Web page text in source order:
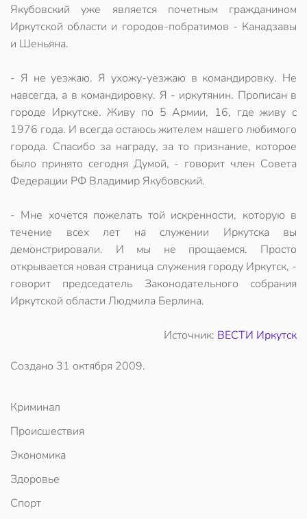
Якубовский уже является почетным гражданином
Иркутской области и городов-побратимов - Канадзавы
и Шеньяна.
- Я не уезжаю. Я ухожу-уезжаю в командировку. Не
навсегда, а в командировку. Я - иркутянин. Прописан в
городе Иркутске. Живу по 5 Армии, 16, где живу с
1976 года. И всегда остаюсь жителем нашего любимого
города. Спасибо за награду, за то признание, которое
было принято сегодня Думой, - говорит член Совета
Федерации РФ Владимир Якубовский.
- Мне хочется пожелать той искренности, которую в
течение всех лет на служении Иркутска вы
демонстрировали. И мы не прощаемся. Просто
открывается новая страница служения городу Иркутск, -
говорит председатель Законодательного собрания
Иркутской области Людмила Берлина.
Источник: ВЕСТИ Иркутск
Создано 31 октября 2009.
Криминал
Происшествия
Экономика
Здоровье
Спорт